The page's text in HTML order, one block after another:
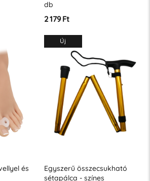
db
2 179 Ft
és
Új
Egyszerű összecsukható
sétapálca - színes